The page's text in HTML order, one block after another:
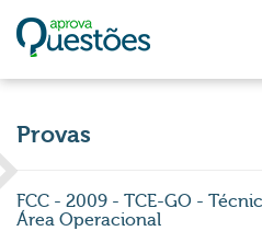
Provas
FCC - 2009 - TCE-GO -
Área Operacional